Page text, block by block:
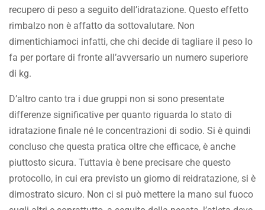
recupero di peso a seguito dell’idratazione. Questo effetto
rimbalzo non è affatto da sottovalutare. Non
dimentichiamoci infatti, che chi decide di tagliare il peso lo
fa per portare di fronte all’avversario un numero superiore
di kg.
D’altro canto tra i due gruppi non si sono presentate
differenze significative per quanto riguarda lo stato di
idratazione finale né le concentrazioni di sodio. Si è quindi
concluso che questa pratica oltre che efficace, è anche
piuttosto sicura. Tuttavia è bene precisare che questo
protocollo, in cui era previsto un giorno di reidratazione, si è
dimostrato sicuro. Non ci si può mettere la mano sul fuoco